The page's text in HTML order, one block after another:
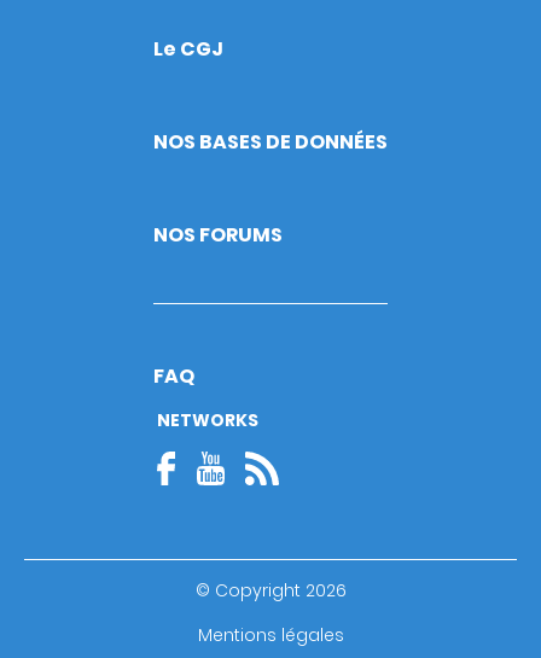
Footer
Le CGJ
NOS BASES DE DONNÉES
NOS FORUMS
FAQ
NETWORKS
© Copyright 2026
Mentions légales